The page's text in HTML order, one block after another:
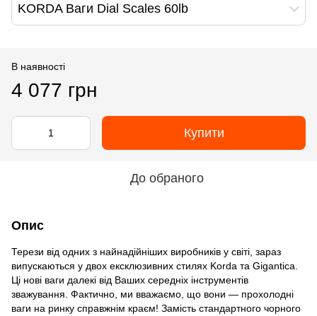
KORDA Ваги Dial Scales 60lb
В наявності
4 077 грн
Купити
До обраного
Опис
Терези від одних з найнадійніших виробників у світі, зараз
випускаються у двох ексклюзивних стилях Korda та Gigantica.
Ці нові ваги далекі від Ваших середніх інструментів
зважування. Фактично, ми вважаємо, що вони — прохолодні
ваги на ринку справжнім краєм! Замість стандартного чорного